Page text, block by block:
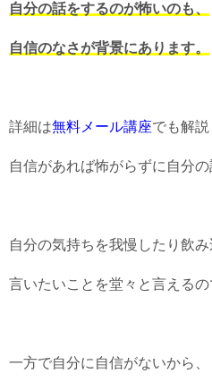
自分の話をするのが怖いのも、
自信のなさが背景にあります。
詳細は無料メール講座でも解説
自信があれば怖がらずに自分の
自分の気持ちを我慢したり飲み
言いたいことを堂々と言えるの
一方で自分に自信がないから、